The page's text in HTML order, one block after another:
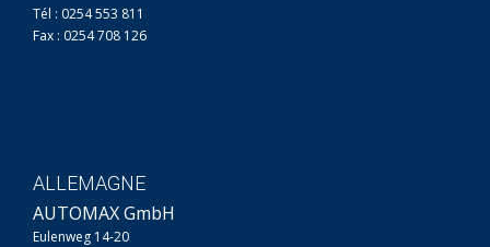
Tél : 0254 553 811
Fax : 0254 708 126
ALLEMAGNE
AUTOMAX GmbH
Eulenweg 14-20